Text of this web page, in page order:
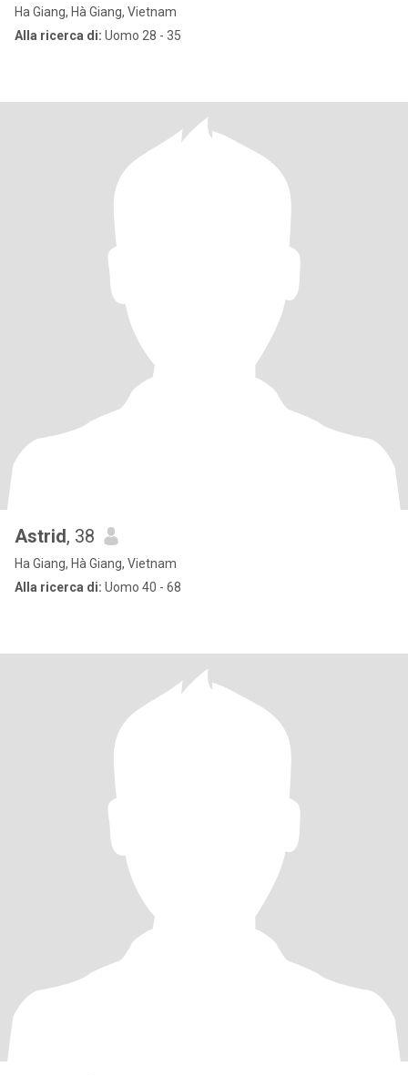
Ha Giang, Hà Giang, Vietnam
Alla ricerca di: Uomo 28 - 35
Astrid, 38
Ha Giang, Hà Giang, Vietnam
Alla ricerca di: Uomo 40 - 68